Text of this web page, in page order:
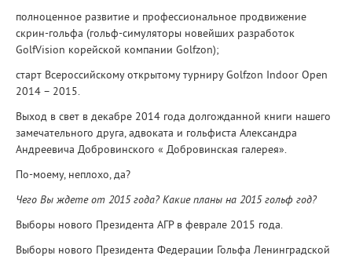
полноценное развитие и профессиональное продвижение
скрин-гольфа (гольф-симуляторы новейших разработок
GolfVision корейской компании Golfzon);
старт Всероссийскому открытому турниру Golfzon Indoor Open
2014 – 2015.
Выход в свет в декабре 2014 года долгожданной книги нашего
замечательного друга, адвоката и гольфиста Александра
Андреевича Добровинского « Добровинская галерея».
По-моему, неплохо, да?
Чего Вы ждете от 2015 года? Какие планы на 2015 гольф год?
Выборы нового Президента АГР в феврале 2015 года.
Выборы нового Президента Федерации Гольфа Ленинградской